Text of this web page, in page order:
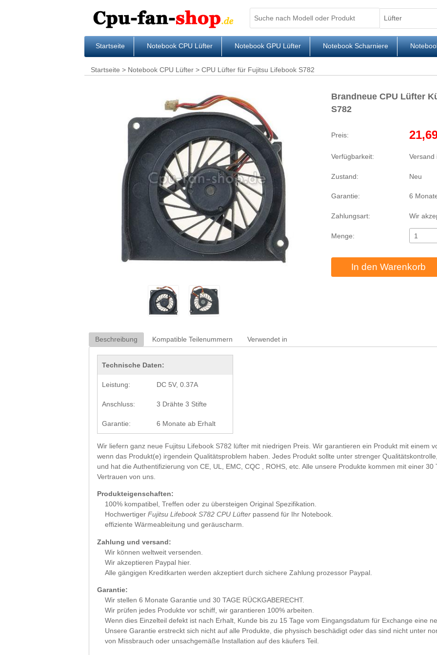
Startseite Notebook CPU Lüfter Notebook GPU Lüfter Notebook Scharniere
Startseite > Notebook CPU Lüfter > CPU Lüfter für Fujitsu Lifebook S782
Brandneue CPU Lüfter
S782
Preis:
Verfügbarkeit: Versand
Zustand: Neu
Garantie: 6
Zahlungsart: Wir
Menge:
In den Warenkorb
Beschreibung Kompatible Teilenummern Verwendet in
Technische Daten:
Leistung: DC 5V, 0.37A
Anschluss: 3 Drähte 3 Stifte
Garantie: 6 Monate ab Erhalt
Wir liefern ganz neue Fujitsu Lifebook S782 lüfter mit niedrigen Preis. Wir garantieren ein Produkt mit einem
wenn das Produkt(e) irgendein Qualitätsproblem haben. Jedes Produkt sollte unter strenger
und hat die Authentifizierung von CE, UL, EMC, CQC , ROHS, etc. Alle unsere Produkte kommen mit einer
Vertrauen von uns.
Produkteigenschaften:
100% kompatibel, Treffen oder zu übersteigen Original Spezifikation.
Hochwertiger Fujitsu Lifebook S782 CPU Lüfter passend für Ihr Notebook.
effiziente Wärmeableitung und geräuscharm.
Zahlung und versand:
Wir können weltweit versenden.
Wir akzeptieren Paypal hier.
Alle gängigen Kreditkarten werden akzeptiert durch sichere Zahlung prozessor Paypal.
Garantie:
Wir stellen 6 Monate Garantie und 30 TAGE RÜCKGABERECHT.
Wir prüfen jedes Produkte vor schiff, wir garantieren 100% arbeiten.
Wenn dies Einzelteil defekt ist nach Erhalt, Kunde bis zu 15 Tage vom Eingangsdatum für Exchange eine
Unsere Garantie erstreckt sich nicht auf alle Produkte, die physisch beschädigt oder das sind nicht unter
von Missbrauch oder unsachgemäße Installation auf des käufers Teil.